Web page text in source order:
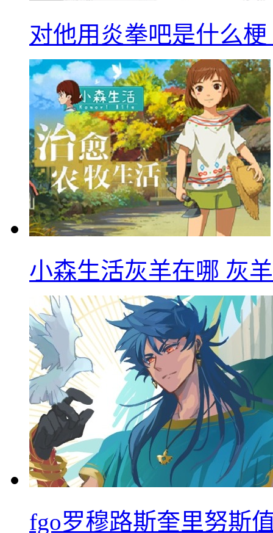
对他用炎拳吧是什么
小森生活灰羊在哪 灰
fgo罗穆路斯奎里努斯